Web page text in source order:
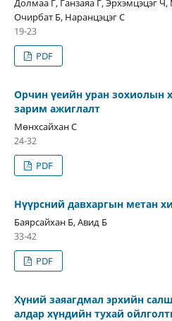
Долмаа Г, Ганзаяа Г, Эрхэмцэцэг
Очирбат Б, Наранцэцэг С
19-23
PDF
Орчин үеийн уран зохиолын
зарим ажиглалт
Мөнхсайхан С
24-32
PDF
Нүүрсний давхаргын метан
Баярсайхан Б, Авид Б
33-42
PDF
Хүний заяагдмал эрхийн
алдар хүндийн тухай